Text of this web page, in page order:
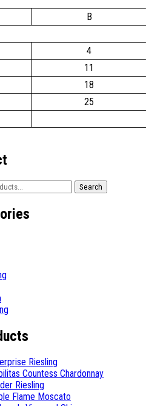
B
4
11
18
25
Search
Riesling
Countess Chardonnay
Riesling
Flame Moscato